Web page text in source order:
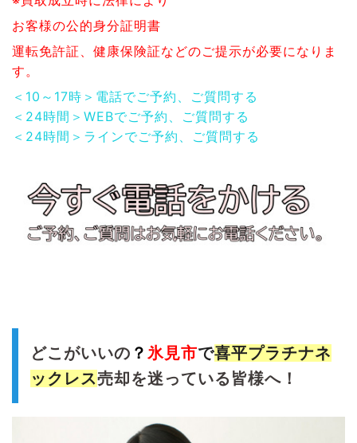
お客様の公的身分証明書
運転免許証、健康保険証などのご提示が必要になりま
す。
＜10～17時＞電話でご予約、ご質問する
＜24時間＞WEBでご予約、ご質問する
＜24時間＞ラインでご予約、ご質問する
どこがいいの ？ 氷見市で喜平プラチナネ
ックレス売却を迷っている皆様へ！